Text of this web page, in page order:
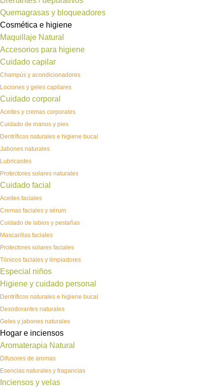
Quemagrasas y bloqueadores
Cosmética e higiene
Maquillaje Natural
Accesorios para higiene
Cuidado capilar
Champús y acondicionadores
Lociones y geles capilares
Cuidado corporal
Aceites y cremas corporales
Cuidado de manos y pies
Dentríficos naturales e higiene bucal
Jabones naturales
Lubricantes
Protectores solares naturales
Cuidado facial
Aceites faciales
Cremas faciales y sérum
Cuidado de labios y pestañas
Mascarillas faciales
Protectores solares faciales
Tónicos faciales y limpiadores
Especial niños
Higiene y cuidado personal
Dentríficos naturales e higiene bucal
Desodorantes naturales
Geles y jabones naturales
Hogar e inciensos
Aromaterapia Natural
Difusores de aromas
Esencias naturales y fragancias
Inciensos y velas